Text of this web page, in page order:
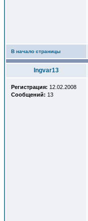
В начало страницы
Ingvar13
Регистрация: 12.02.2008
Сообщений: 13